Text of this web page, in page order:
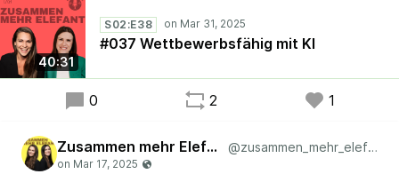
Möglichkeiten sie für Teams und Unternehmen bietet.
Wo liegt die "Magie" bei der Nutzung von KI und wo
sind die Grenzen? Hört rein und entdeckt spannende
Anwendungsgebiete! 🎧 #Podcast #Lean #Agile
#Scrum #AI
40:31
S02:E38
#037 Wettbewerbsfähig mit KI
0 2 1
Zusammen mehr Elefant @zusammen_mehr_elefant